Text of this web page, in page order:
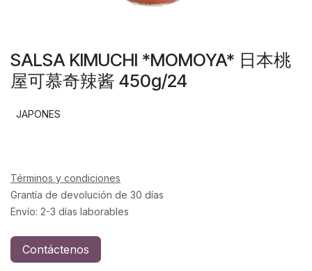
SALSA KIMUCHI *MOMOYA* 日本桃
屋可慕奇辣酱 450g/24
JAPONES
Términos y condiciones
Grantía de devolución de 30 días
Envío: 2-3 días laborables
Contáctenos